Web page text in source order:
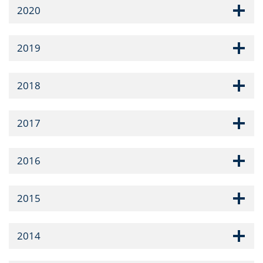
2020
2019
2018
2017
2016
2015
2014